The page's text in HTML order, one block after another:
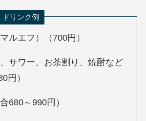
ドリンク例
ルエフ）（700円）
サワー、お茶割り、焼酎など
円）
680～990円）